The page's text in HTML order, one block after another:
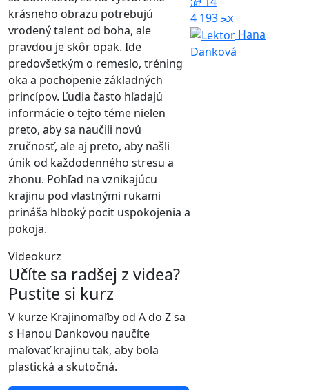
krásneho obrazu potrebujú
vrodený talent od boha, ale
pravdou je skôr opak. Ide
predovšetkým o remeslo, tréning
oka a pochopenie základných
princípov. Ľudia často hľadajú
informácie o tejto téme nielen
preto, aby sa naučili novú
zručnosť, ale aj preto, aby našli
únik od každodenného stresu a
zhonu. Pohľad na vznikajúcu
krajinu pod vlastnými rukami
prináša hlboký pocit uspokojenia a
pokoja.
Videokurz
Učíte sa radšej z videa?
Pustite si kurz
V kurze Krajinomaľby od A do Z sa
s Hanou Dankovou naučíte
maľovať krajinu tak, aby bola
plastická a skutočná.
4 193x
Hana
Danková